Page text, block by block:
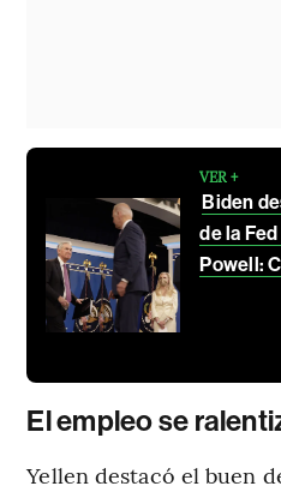
VER +
Biden
de la
Powell:
El empleo se
Yellen destacó el buen